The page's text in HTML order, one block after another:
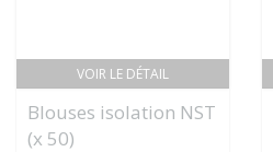
VOIR LE DÉTAIL
Blouses isolation NST
(x 50)